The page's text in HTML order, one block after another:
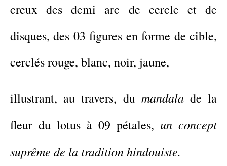
creux des demi arc de cercle etde
disques,des 03 figures en forme de cible,
cerclésrouge, blanc, noir, jaune,
illustrant, au travers, dumandala de la
fleur du lotus à 09 pétales, un concept
suprême de la tradition hindouiste.